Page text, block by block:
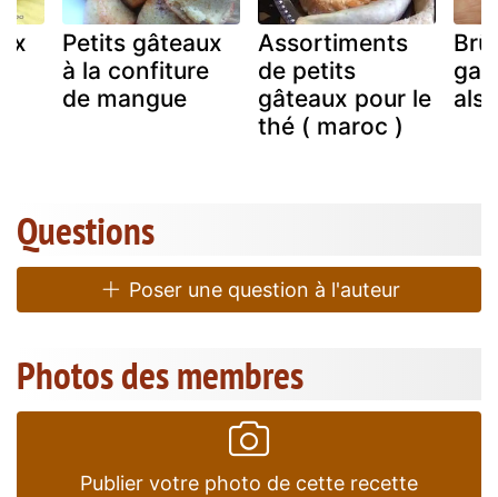
Petits gâteaux
à la confiture
de mangue
Assortiments
de petits
gâteaux pour le
thé ( maroc )
Questions
Poser une question à l'auteur
Photos des membres
Publier votre photo de cette recette